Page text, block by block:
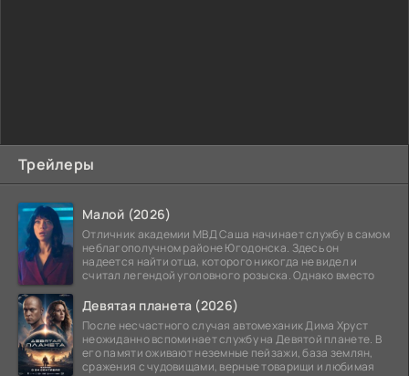
Трейлеры
Малой (2026)
Отличник академии МВД Саша начинает службу в самом
неблагополучном районе Югодонска. Здесь он
надеется найти отца, которого никогда не видел и
считал легендой уголовного розыска. Однако вместо
Девятая планета (2026)
После несчастного случая автомеханик Дима Хруст
неожиданно вспоминает службу на Девятой планете. В
его памяти оживают неземные пейзажи, база землян,
сражения с чудовищами, верные товарищи и любимая